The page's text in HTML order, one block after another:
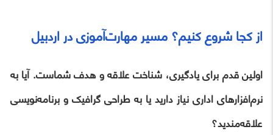
از کجا شروع کنیم؟ مسیر مهارت‌آموزی در اردبیل
اولین قدم برای یادگیری، شناخت علاقه و هدف شماست. آیا به
نرم‌افزارهای اداری نیاز دارید یا به طراحی گرافیک و برنامه‌نویسی
علاقه‌مندید؟